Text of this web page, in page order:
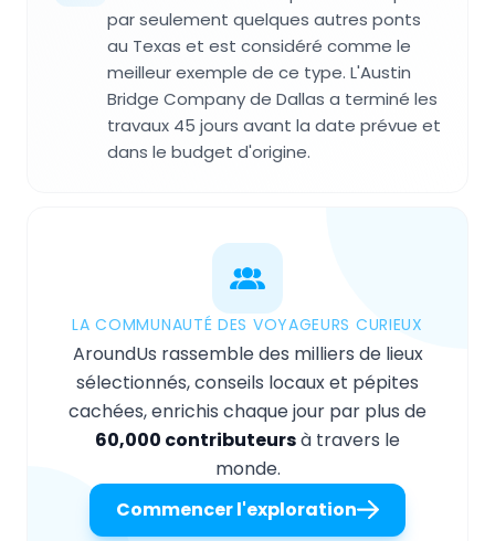
par seulement quelques autres ponts
au Texas et est considéré comme le
meilleur exemple de ce type. L'Austin
Bridge Company de Dallas a terminé les
travaux 45 jours avant la date prévue et
dans le budget d'origine.
LA COMMUNAUTÉ DES VOYAGEURS CURIEUX
AroundUs rassemble des milliers de lieux
sélectionnés, conseils locaux et pépites
cachées, enrichis chaque jour par plus de
60,000 contributeursà travers le
monde.
Commencer l'exploration